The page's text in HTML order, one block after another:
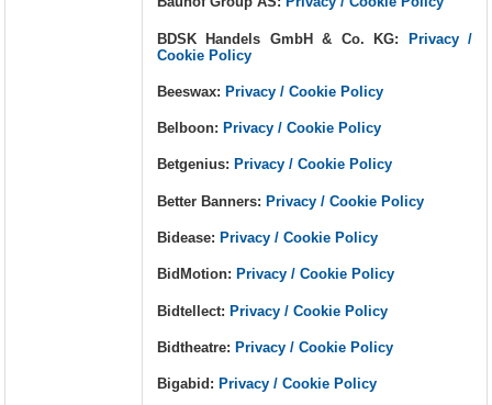
BDSK Handels GmbH & Co. KG: Privacy /
Cookie Policy
Beeswax: Privacy / Cookie Policy
Belboon: Privacy / Cookie Policy
Betgenius: Privacy / Cookie Policy
Better Banners: Privacy / Cookie Policy
Bidease: Privacy / Cookie Policy
BidMotion: Privacy / Cookie Policy
Bidtellect: Privacy / Cookie Policy
Bidtheatre: Privacy / Cookie Policy
Bigabid: Privacy / Cookie Policy